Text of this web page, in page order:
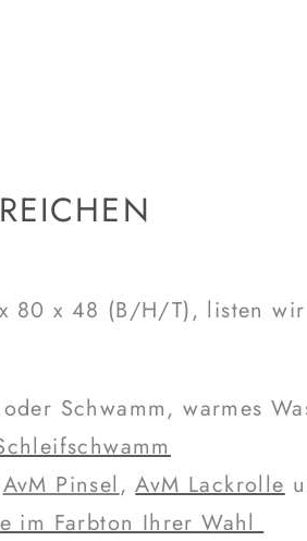
80 x 48 (B/H/T), listen
Schwamm, warmes
AvM Pinsel, AvM Lackrolle
im Farbton Ihrer Wahl